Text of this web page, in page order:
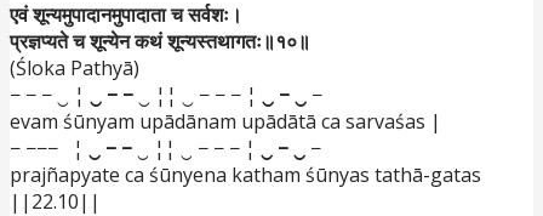
एवं शून्यमुपादानमुपादाता च सर्वशः।
प्रज्ञप्यते च शून्येन कथं शून्यस्तथागतः॥१०॥
(Śloka Pathyā)
− − − ‿ ¦ ‿ − − ‿ ¦¦ ‿ − − − ¦ ‿ − ‿ −
evam śūnyam upādānam upādātā ca sarvaśas |
− −−− ¦ ‿ − − ‿ ¦¦ ‿ − − − ¦ ‿ − ‿ −
prajñapyate ca śūnyena katham śūnyas tathā-gatas
||22.10||